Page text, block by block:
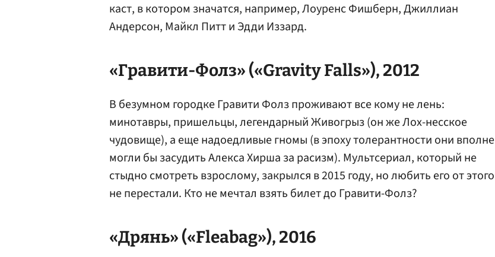
каст, в котором значатся, например, Лоуренс Фишберн, Джиллиан
Андерсон, Майкл Питт и Эдди Иззард.
«Гравити-Фолз» («Gravity Falls»), 2012
В безумном городке Гравити Фолз проживают все кому не лень:
минотавры, пришельцы, легендарный Живогрыз (он же Лох-несское
чудовище), а еще надоедливые гномы (в эпоху толерантности они вполне
могли бы засудить Алекса Хирша за расизм). Мультсериал, который не
стыдно смотреть взрослому, закрылся в 2015 году, но любить его от этого
не перестали. Кто не мечтал взять билет до Гравити-Фолз?
«Дрянь» («Fleabag»), 2016